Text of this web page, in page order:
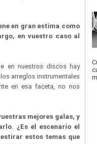
en gran estima como
en vuestro caso al
en nuestros discos hay
arreglos instrumentales
en esa faceta, no nos
mejores galas, y
¿Es el escenario el
estos temas que